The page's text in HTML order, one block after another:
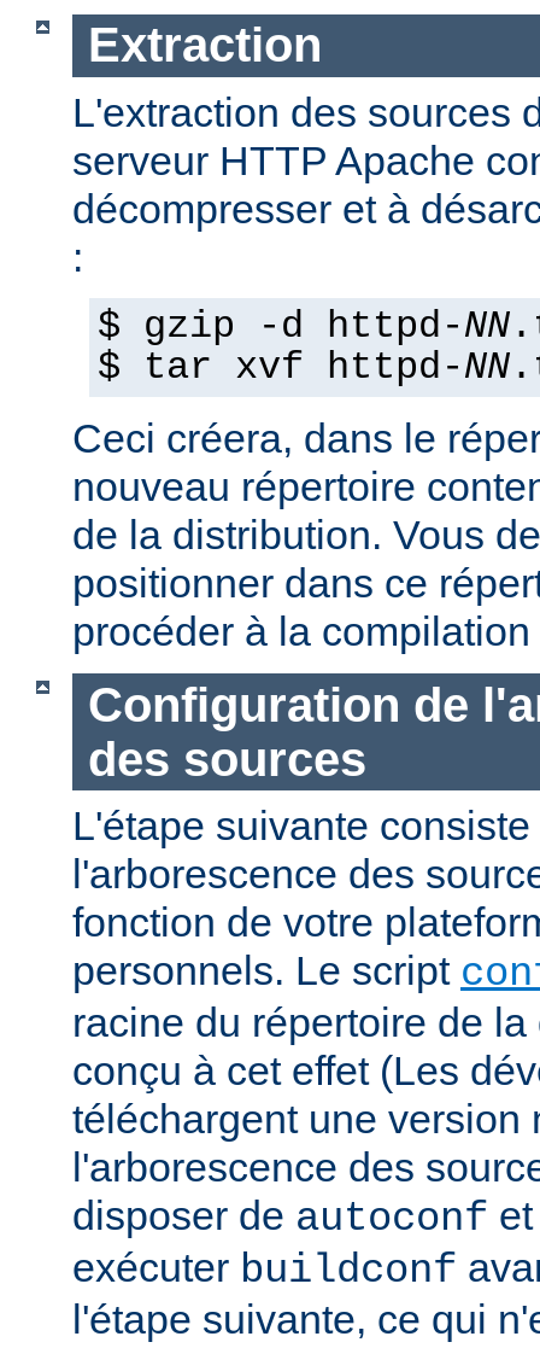
Extraction
L'extraction des sources
serveur HTTP Apache
décompresser et à
:
$ gzip -d httpd-NN
$ tar xvf httpd-NN
Ceci créera, dans le
nouveau répertoire
de la distribution. Vous
positionner dans ce
procéder à la
Configuration de
des sources
L'étape suivante
l'arborescence des
fonction de votre
personnels. Le script
racine du répertoire de
conçu à cet effet (Les
téléchargent une version
l'arborescence des
disposer de autoconf
exécuter buildconf
l'étape suivante, ce qui